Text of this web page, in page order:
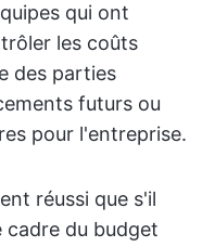
qui ont
les coûts
des parties
futurs ou
pour l'entreprise.
réussi que s'il
du budget